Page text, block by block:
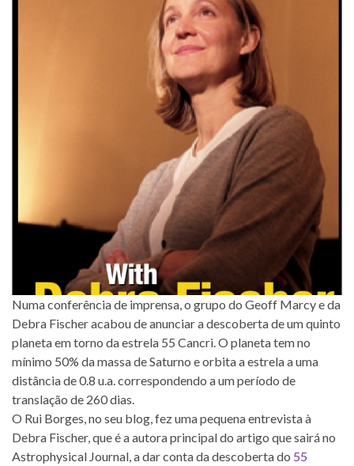
Numa conferência de imprensa, o grupo do Geoff Marcy e da
Debra Fischer acabou de anunciar a descoberta de um quinto
planeta em torno da estrela 55 Cancri. O planeta tem no
mínimo 50% da massa de Saturno e orbita a estrela a uma
distância de 0.8 u.a. correspondendo a um período de
translação de 260 dias.
O Rui Borges, no seu blog, fez uma pequena entrevista à
Debra Fischer, que é a autora principal do artigo que sairá no
Astrophysical Journal, a dar conta da descoberta do 55